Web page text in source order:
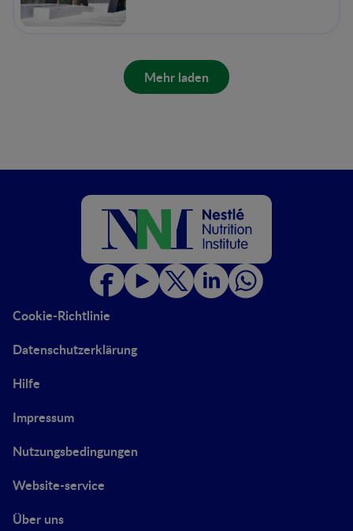
Mehr laden
Cookie-Richtlinie
Datenschutzerklärung
Hilfe
Impressum
Nutzungsbedingungen
Website-service
Über uns